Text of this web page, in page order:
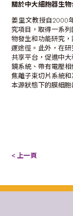
關於中大細胞器生
姜里文教授自2000
究項目，取得一系
物發生和功能研究
運途徑。此外，在
共享平台，促進中
鏡系統、帶有電壓
焦離子束切片系統
本源狀態下的膜細
< 上一頁